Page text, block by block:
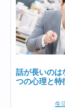
話が長いのは
つの心理と特
生